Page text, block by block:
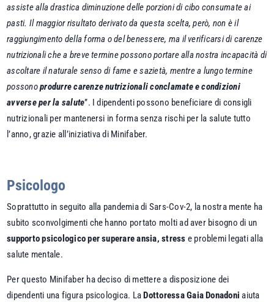
assiste alla drastica diminuzione delle porzioni di cibo consumate ai
pasti. Il maggior risultato derivato da questa scelta, però, non è il
raggiungimento della forma o del benessere, ma il verificarsi di carenze
nutrizionali che a breve termine possono portare alla nostra incapacità di
ascoltare il naturale senso di fame e sazietà, mentre a lungo termine
possonoprodurre carenze nutrizionali conclamate e condizioni
avverse per la salute”. I dipendenti possono beneficiare di consigli
nutrizionali per mantenersi in forma senza rischi per la salute tutto
l’anno, grazie all’iniziativa di Minifaber.
Psicologo
Soprattutto in seguito alla pandemia di Sars-Cov-2, la nostra mente ha
subito sconvolgimenti che hanno portato molti ad aver bisogno di un
supporto psicologico per superare ansia, stress e problemi legati alla
salute mentale.
Per questo Minifaber ha deciso di mettere a disposizione dei
dipendenti una figura psicologica. LaDottoressa Gaia Donadoniaiuta